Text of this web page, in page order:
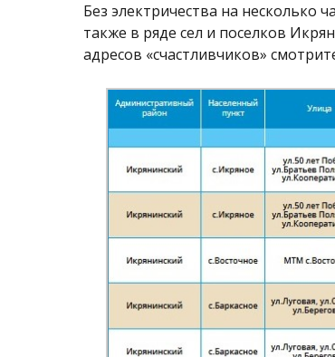
Без электричества на несколько
также в ряде сел и поселков
адресов «счастливчиков»